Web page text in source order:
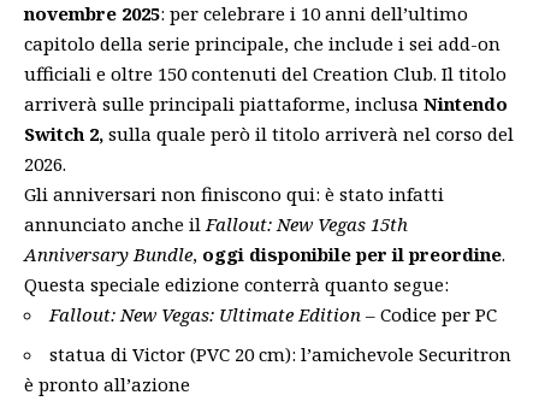
novembre 2025: per celebrare i 10 anni dell’ultimo
capitolo della serie principale, che include i sei add-on
ufficiali e oltre 150 contenuti del Creation Club. Il titolo
arriverà sulle principali piattaforme, inclusa Nintendo
Switch 2, sulla quale però il titolo arriverà nel corso del
2026.
Gli anniversari non finiscono qui: è stato infatti
annunciato anche ilFallout: New Vegas 15th
Anniversary Bundle, oggi disponibile per il preordine.
Questa speciale edizione conterrà quanto segue:
Fallout: New Vegas: Ultimate Edition – Codice per PC
statua di Victor (PVC 20 cm): l’amichevole Securitron
è pronto all’azione